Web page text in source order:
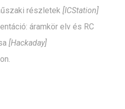
részletek [ICStation]
áramkör elv és RC
[Hackaday]